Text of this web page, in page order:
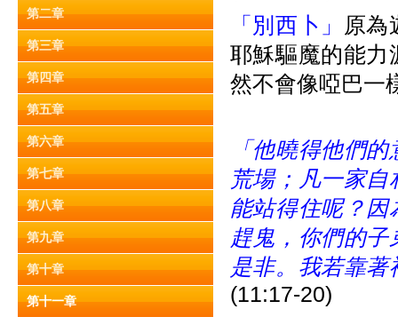
第二章
第三章
第四章
第五章
第六章
第七章
第八章
第九章
第十章
第十一章
「別西卜」
原為
耶穌驅魔的能力
然不會像啞巴一
「他曉得他們
荒場；凡一家
能站得住呢？
趕鬼，你們的
是非。我若靠
(11:17-20)